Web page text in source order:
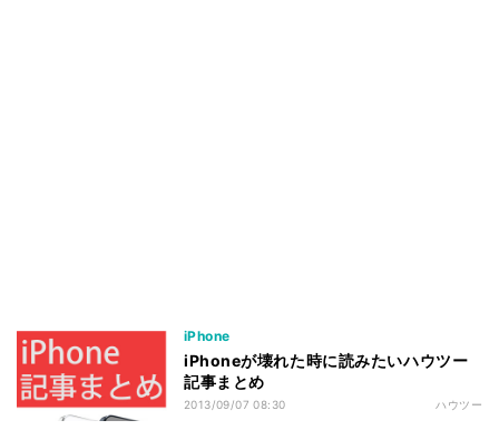
iPhone
iPhoneが壊れた時に読みたいハウツー
記事まとめ
2013/09/07 08:30 ハウツー